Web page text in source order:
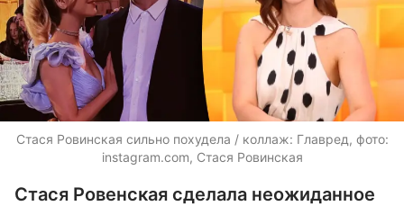
Стася Ровинская сильно похудела / коллаж: Главред, фото:
instagram.com, Стася Ровинская
Стася Ровенская сделала неожиданное